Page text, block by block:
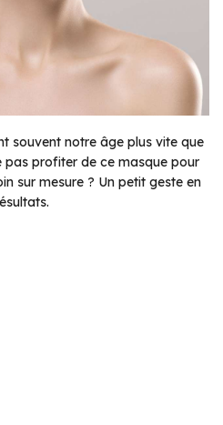
souvent notre âge plus vite que
pas profiter de ce masque pour
sur mesure ? Un petit geste en